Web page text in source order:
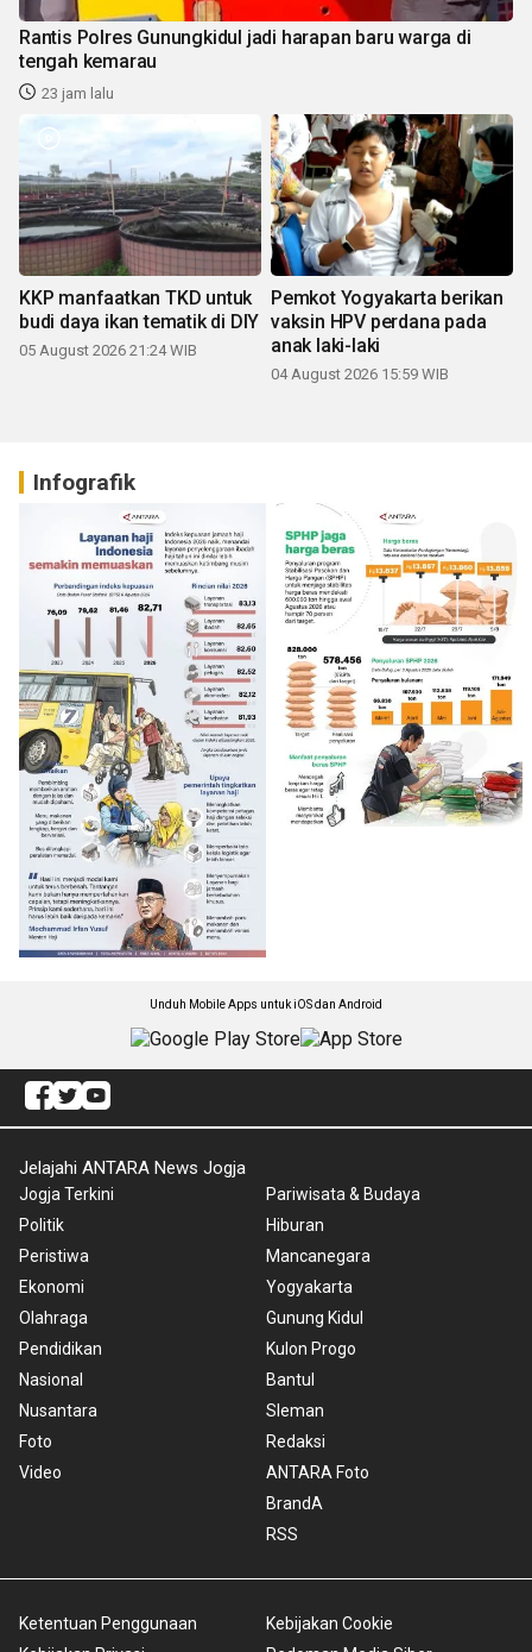
Rantis Polres Gunungkidul jadi harapan baru warga di
tengah kemarau
23 jam lalu
KKP manfaatkan TKD untuk
budi daya ikan tematik di DIY
05 August 2026 21:24 WIB
Pemkot Yogyakarta berikan
vaksin HPV perdana pada
anak laki-laki
04 August 2026 15:59 WIB
Infografik
Unduh Mobile Apps untuk iOS dan Android
Jelajahi ANTARA News Jogja
Jogja Terkini
Politik
Peristiwa
Ekonomi
Olahraga
Pendidikan
Nasional
Nusantara
Foto
Video
Pariwisata & Budaya
Hiburan
Mancanegara
Yogyakarta
Gunung Kidul
Kulon Progo
Bantul
Sleman
Redaksi
ANTARA Foto
BrandA
RSS
Ketentuan Penggunaan
Kebijakan Cookie